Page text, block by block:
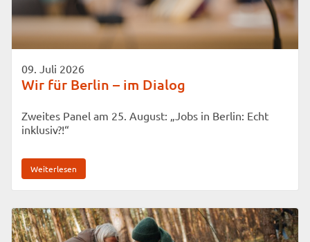
09. Juli 2026
Wir für Berlin – im Dialog
Zweites Panel am 25. August: „Jobs in Berlin: Echt
inklusiv?!“
Weiterlesen